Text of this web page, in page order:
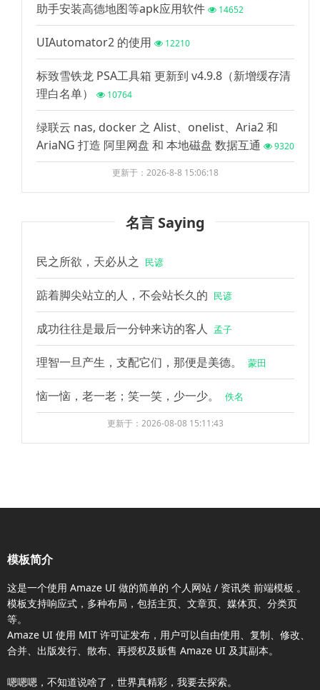
助手安装高德地图等apk应用软件
14652
UIAutomator2 的使用 12210
标致雪铁龙 PSA工具箱 更新到 v4.9.8（新增缓存清
理白名单）
10764
绿联云 nas, docker 之 Alist、onelist、Aria2 和
AriaNG 打造 阿里网盘 和 本地磁盘 数据互通
9320
更新于：2026-8-8 15:06:18
名言 Saying
民之所欲，天必从之 民谚
踮着脚尖站立的人，不会站长久的 民谚
成功往往是最后一分钟来访的客人 孟子
理智一旦产生，支配它们，那便是美德。 蒙田
恼一恼，老一老；笑一笑，少一少。 佚名
更新于：2026-08-08 15:11:43
模板简介
这是一个使用 Amaze UI 做的简单的 个人网站 / 资讯类 前端模板 。
模板支持响应式，多种布局，包括主页、文章页、媒体页、分类页
等。
Amaze UI 使用 MIT 许可证发布，用户可以自由使用、复制、修改、
合并、出版发行、散布、再授权及贩售 Amaze UI 及其副本。
嗯嗯嗯，不知道说啥了，世界真精彩，我要去探索。